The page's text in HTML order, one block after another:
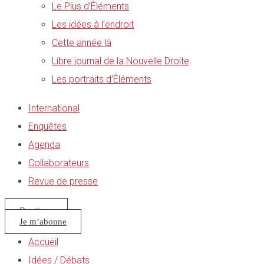
Le Plus d’Éléments
Les idées à l’endroit
Cette année là
Libre journal de la Nouvelle Droite
Les portraits d’Éléments
International
Enquêtes
Agenda
Collaborateurs
Revue de presse
Boutique
Je m’abonne
Accueil
Idées / Débats